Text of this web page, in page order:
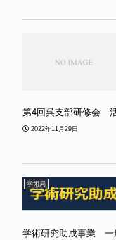
第4回呉支部研修会
2022年11月29日
学術局
学術研究助成事業 一